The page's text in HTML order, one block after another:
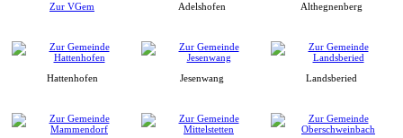
Zur VGem Adelshofen Althegnenberg
Hattenhofen Jesenwang Landsberied